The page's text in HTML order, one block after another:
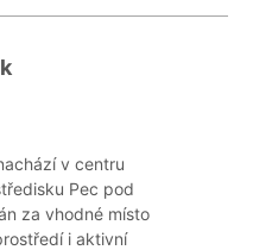
v centru
Pec pod
za vhodné místo
i aktivní